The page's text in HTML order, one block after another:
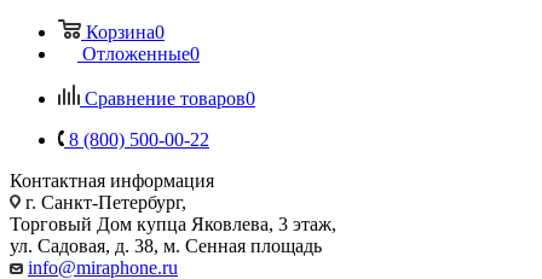
Корзина0
Отложенные0
Сравнение товаров0
8 (800) 500-00-22
Контактная информация
г. Санкт-Петербург,
Торговый Дом купца Яковлева, 3 этаж,
ул. Садовая, д. 38, м. Сенная площадь
info@miraphone.ru